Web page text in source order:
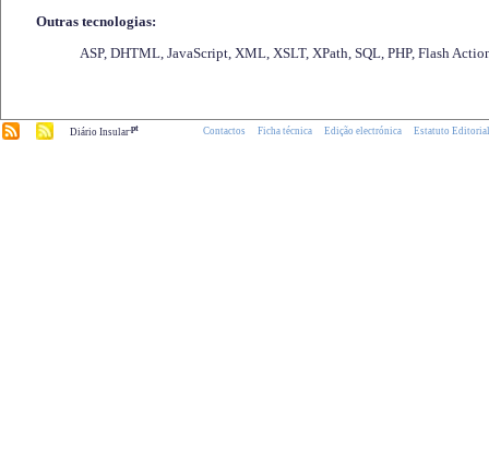
Outras tecnologias:
ASP, DHTML, JavaScript, XML, XSLT, XPath, SQL, PHP, Flash
Diário Insular.pt Contactos Ficha técnica Edição electrónica Estatuto Editorial